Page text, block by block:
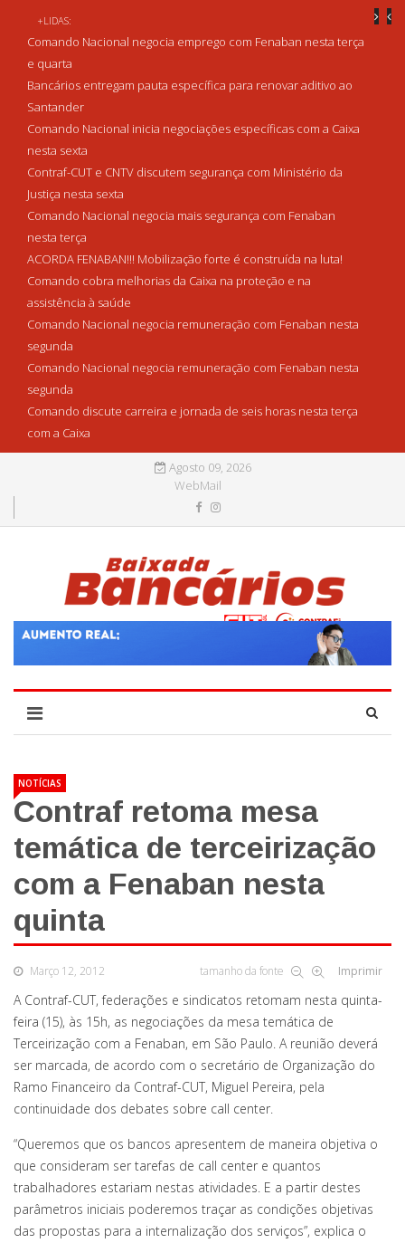
+LIDAS:
Comando Nacional negocia emprego com Fenaban nesta terça
e quarta
Bancários entregam pauta específica para renovar aditivo ao
Santander
Comando Nacional inicia negociações específicas com a Caixa
nesta sexta
Contraf-CUT e CNTV discutem segurança com Ministério da
Justiça nesta sexta
Comando Nacional negocia mais segurança com Fenaban
nesta terça
ACORDA FENABAN!!! Mobilização forte é construída na luta!
Comando cobra melhorias da Caixa na proteção e na
assistência à saúde
Comando Nacional negocia remuneração com Fenaban nesta
segunda
Comando Nacional negocia remuneração com Fenaban nesta
segunda
Comando discute carreira e jornada de seis horas nesta terça
com a Caixa
Agosto 09, 2026
WebMail
NOTÍCIAS
Contraf retoma mesa
temática de terceirização
com a Fenaban nesta
quinta
Março 12, 2012 tamanho da fonte Imprimir
A Contraf-CUT, federações e sindicatos retomam nesta quinta-
feira (15), às 15h, as negociações da mesa temática de
Terceirização com a Fenaban, em São Paulo. A reunião deverá
ser marcada, de acordo com o secretário de Organização do
Ramo Financeiro da Contraf-CUT, Miguel Pereira, pela
continuidade dos debates sobre call center.
“Queremos que os bancos apresentem de maneira objetiva o
que consideram ser tarefas de call center e quantos
trabalhadores estariam nestas atividades. E a partir destes
parâmetros iniciais poderemos traçar as condições objetivas
das propostas para a internalização dos serviços”, explica o